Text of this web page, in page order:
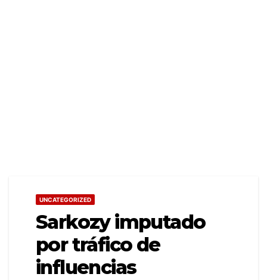
UNCATEGORIZED
Sarkozy imputado
por tráfico de
influencias